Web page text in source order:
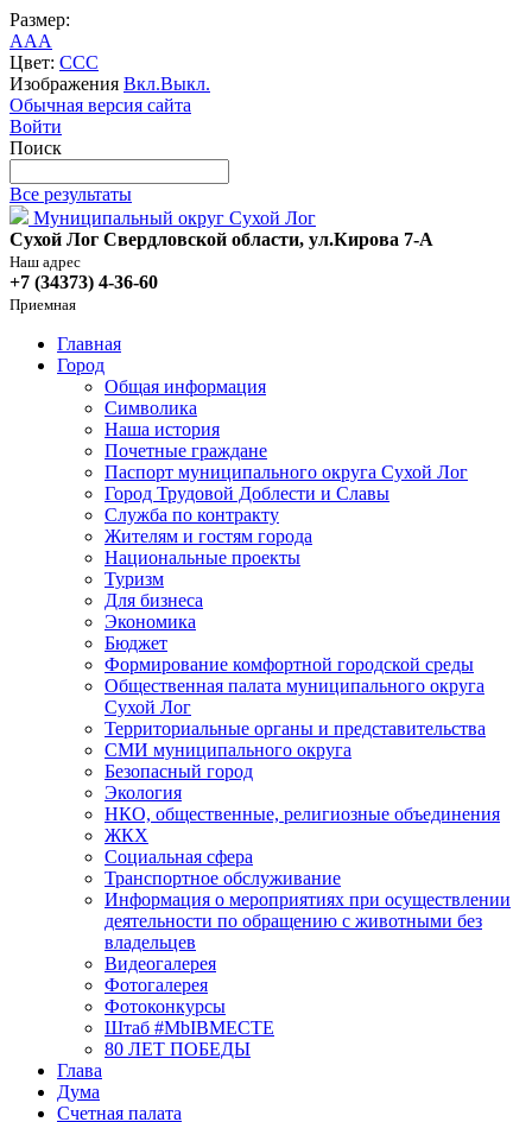
Размер:
AAA
Цвет: CCC
Изображения Вкл.Выкл.
Обычная версия сайта
Войти
Поиск
Все результаты
Муниципальный округ Сухой Лог
Сухой Лог Свердловской области, ул.Кирова 7-А
Наш адрес
+7 (34373) 4-36-60
Приемная
Главная
Город
Общая информация
Символика
Наша история
Почетные граждане
Паспорт муниципального округа Сухой Лог
Город Трудовой Доблести и Славы
Служба по контракту
Жителям и гостям города
Национальные проекты
Туризм
Для бизнеса
Экономика
Бюджет
Формирование комфортной городской среды
Общественная палата муниципального округа
Сухой Лог
Территориальные органы и представительства
СМИ муниципального округа
Безопасный город
Экология
НКО, общественные, религиозные объединения
ЖКХ
Социальная сфера
Транспортное обслуживание
Информация о мероприятиях при осуществлении
деятельности по обращению с животными без
владельцев
Видеогалерея
Фотогалерея
Фотоконкурсы
Штаб #MbIBMECTE
80 ЛЕТ ПОБЕДЫ
Глава
Дума
Счетная палата